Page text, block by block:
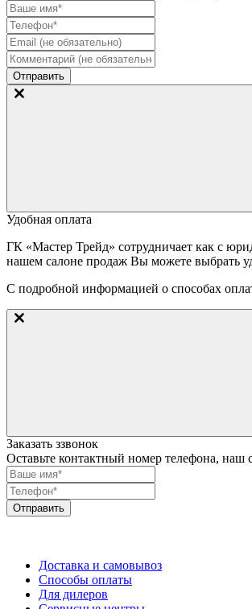
Отправить
Удобная оплата
ГК «Мастер Трейд» сотрудничает как с
нашем салоне продаж Вы можете выбрать
С подробной информацией о способах
Заказать ззвонок
Оставьте контактный номер телефона, наш
Отправить
Доставка и самовывоз
Способы оплаты
Для дилеров